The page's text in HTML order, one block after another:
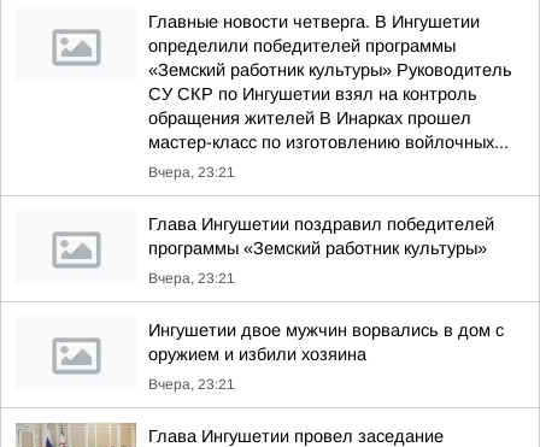
Главные новости четверга. В Ингушетии
определили победителей программы
«Земский работник культуры» Руководитель
СУ СКР по Ингушетии взял на контроль
обращения жителей В Инарках прошел
мастер-класс по изготовлению войлочных...
Вчера, 23:21
Глава Ингушетии поздравил победителей
программы «Земский работник культуры»
Вчера, 23:21
Ингушетии двое мужчин ворвались в дом с
оружием и избили хозяина
Вчера, 23:21
Глава Ингушетии провел заседание